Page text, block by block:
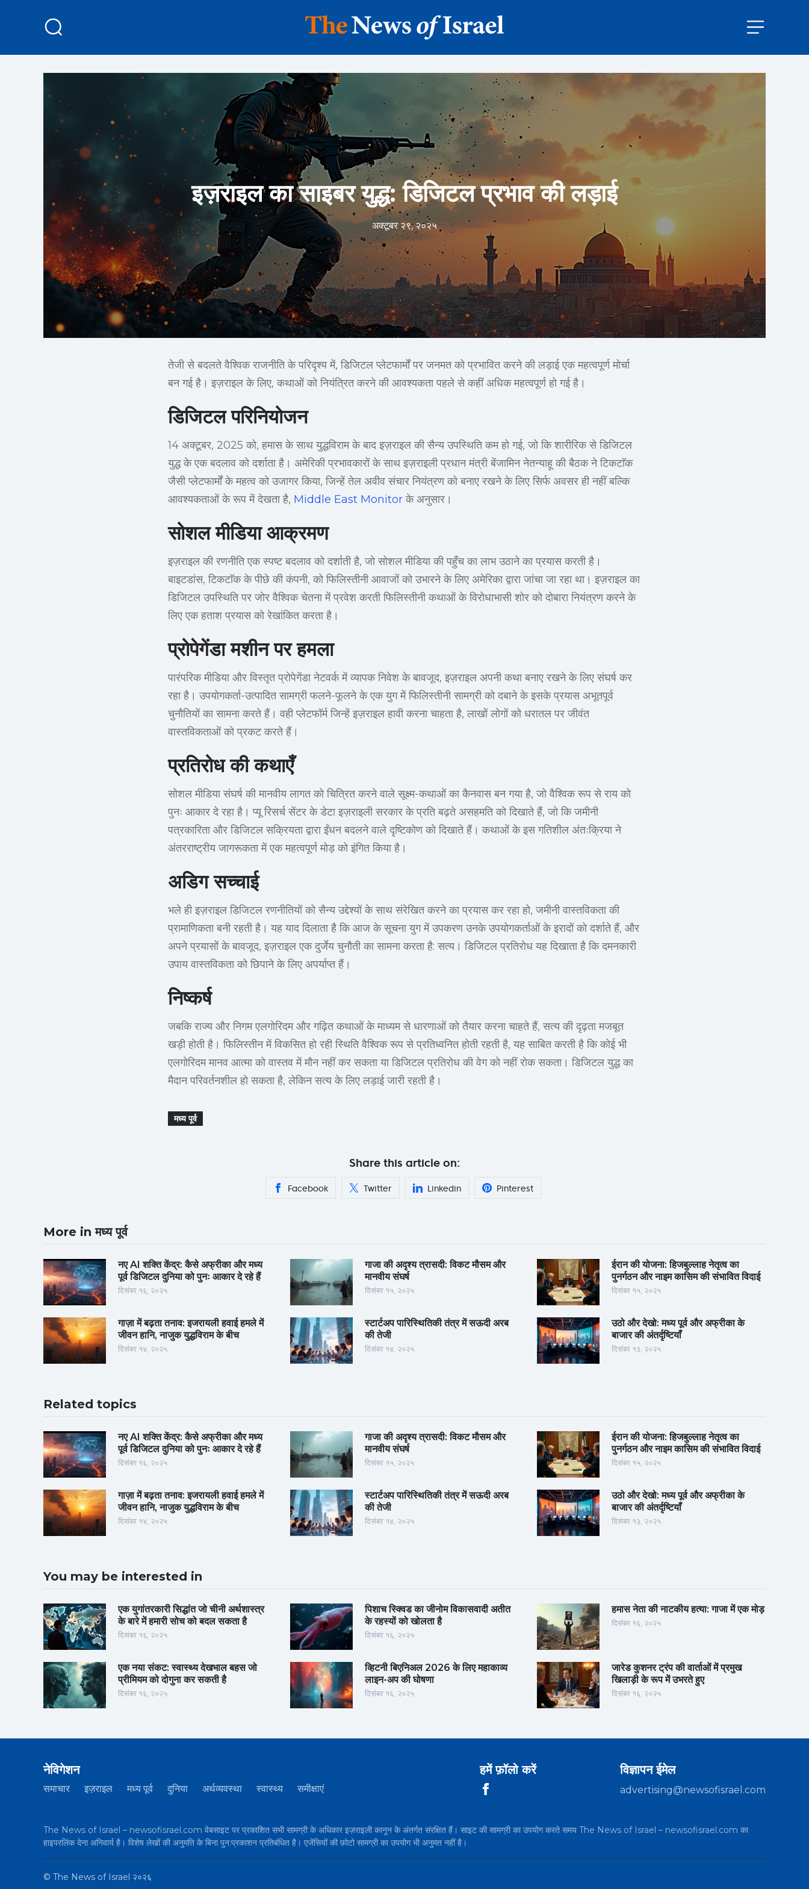
इज़राइल का साइबर युद्ध: डिजिटल प्रभाव की लड़ाई
अक्टूबर २९, २०२५
तेजी से बदलते वैश्विक राजनीति के परिदृश्य में, डिजिटल प्लेटफार्मों पर जनमत को प्रभावित करने की लड़ाई एक महत्वपूर्ण मोर्चा
बन गई है। इज़राइल के लिए, कथाओं को नियंत्रित करने की आवश्यकता पहले से कहीं अधिक महत्वपूर्ण हो गई है।
डिजिटल परिनियोजन
14 अक्टूबर, 2025 को, हमास के साथ युद्धविराम के बाद इज़राइल की सैन्य उपस्थिति कम हो गई, जो कि शारीरिक से डिजिटल
युद्ध के एक बदलाव को दर्शाता है। अमेरिकी प्रभावकारों के साथ इज़राइली प्रधान मंत्री बेंजामिन नेतन्याहू की बैठक ने टिकटाॅक
जैसी प्लेटफार्मों के महत्व को उजागर किया, जिन्हें तेल अवीव संचार नियंत्रण को बनाए रखने के लिए सिर्फ अवसर ही नहीं बल्कि
आवश्यकताओं के रूप में देखता है, Middle East Monitorके अनुसार।
सोशल मीडिया आक्रमण
इज़राइल की रणनीति एक स्पष्ट बदलाव को दर्शाती है, जो सोशल मीडिया की पहुँच का लाभ उठाने का प्रयास करती है।
बाइटडांस, टिकटाॅक के पीछे की कंपनी, को फिलिस्तीनी आवाजों को उभारने के लिए अमेरिका द्वारा जांचा जा रहा था। इज़राइल का
डिजिटल उपस्थिति पर जोर वैश्विक चेतना में प्रवेश करती फिलिस्तीनी कथाओं के विरोधाभासी शोर को दोबारा नियंत्रण करने के
लिए एक हताश प्रयास को रेखांकित करता है।
प्रोपेगेंडा मशीन पर हमला
पारंपरिक मीडिया और विस्तृत प्रोपेगेंडा नेटवर्क में व्यापक निवेश के बावजूद, इज़राइल अपनी कथा बनाए रखने के लिए संघर्ष कर
रहा है। उपयोगकर्ता-उत्पादित सामग्री फलने-फूलने के एक युग में फिलिस्तीनी सामग्री को दबाने के इसके प्रयास अभूतपूर्व
चुनौतियों का सामना करते हैं। वही प्लेटफॉर्म जिन्हें इज़राइल हावी करना चाहता है, लाखों लोगों को धरातल पर जीवंत
वास्तविकताओं को प्रकट करते हैं।
प्रतिरोध की कथाएँ
सोशल मीडिया संघर्ष की मानवीय लागत को चित्रित करने वाले सूक्ष्म-कथाओं का कैनवास बन गया है, जो वैश्विक रूप से राय को
पुनः आकार दे रहा है। प्यू रिसर्च सेंटर के डेटा इज़राइली सरकार के प्रति बढ़ते असहमति को दिखाते हैं, जो कि जमीनी
पत्रकारिता और डिजिटल सक्रियता द्वारा ईंधन बदलने वाले दृष्टिकोण को दिखाते हैं। कथाओं के इस गतिशील अंतःक्रिया ने
अंतरराष्ट्रीय जागरूकता में एक महत्वपूर्ण मोड़ को इंगित किया है।
अडिग सच्चाई
भले ही इज़राइल डिजिटल रणनीतियों को सैन्य उद्देश्यों के साथ संरेखित करने का प्रयास कर रहा हो, जमीनी वास्तविकता की
प्रामाणिकता बनी रहती है। यह याद दिलाता है कि आज के सूचना युग में उपकरण उनके उपयोगकर्ताओं के इरादों को दर्शाते हैं, और
अपने प्रयासों के बावजूद, इज़राइल एक दुर्जेय चुनौती का सामना करता है: सत्य। डिजिटल प्रतिरोध यह दिखाता है कि दमनकारी
उपाय वास्तविकता को छिपाने के लिए अपर्याप्त हैं।
निष्कर्ष
जबकि राज्य और निगम एलगोरिदम और गढ़ित कथाओं के माध्यम से धारणाओं को तैयार करना चाहते हैं, सत्य की दृढ़ता मजबूत
खड़ी होती है। फिलिस्तीन में विकसित हो रही स्थिति वैश्विक रूप से प्रतिध्वनित होती रहती है, यह साबित करती है कि कोई भी
एलगोरिदम मानव आत्मा को वास्तव में मौन नहीं कर सकता या डिजिटल प्रतिरोध की वेग को नहीं रोक सकता। डिजिटल युद्ध का
मैदान परिवर्तनशील हो सकता है, लेकिन सत्य के लिए लड़ाई जारी रहती है।
मध्य पूर्व
Share this article on:
Facebook Twitter Linkedin Pinterest
More in मध्य पूर्व
नए AI शक्ति केंद्र: कैसे अफ्रीका और मध्य
पूर्व डिजिटल दुनिया को पुनः आकार दे रहे हैं
दिसंबर १६, २०२५
गाजा की अदृश्य त्रासदी: विकट मौसम और
मानवीय संघर्ष
दिसंबर १५, २०२५
ईरान की योजना: हिजबुल्लाह नेतृत्व का
पुनर्गठन और नाइम कासिम की संभावित विदाई
दिसंबर १५, २०२५
गाज़ा में बढ़ता तनाव: इजरायली हवाई हमले में
जीवन हानि, नाजुक युद्धविराम के बीच
दिसंबर १४, २०२५
स्टार्टअप पारिस्थितिकी तंत्र में सऊदी अरब
की तेजी
दिसंबर १४, २०२५
उठो और देखो: मध्य पूर्व और अफ्रीका के
बाजार की अंतर्दृष्टियाँ
दिसंबर १३, २०२५
Related topics
नए AI शक्ति केंद्र: कैसे अफ्रीका और मध्य
पूर्व डिजिटल दुनिया को पुनः आकार दे रहे हैं
दिसंबर १६, २०२५
गाजा की अदृश्य त्रासदी: विकट मौसम और
मानवीय संघर्ष
दिसंबर १५, २०२५
ईरान की योजना: हिजबुल्लाह नेतृत्व का
पुनर्गठन और नाइम कासिम की संभावित विदाई
दिसंबर १५, २०२५
गाज़ा में बढ़ता तनाव: इजरायली हवाई हमले में
जीवन हानि, नाजुक युद्धविराम के बीच
दिसंबर १४, २०२५
स्टार्टअप पारिस्थितिकी तंत्र में सऊदी अरब
की तेजी
दिसंबर १४, २०२५
उठो और देखो: मध्य पूर्व और अफ्रीका के
बाजार की अंतर्दृष्टियाँ
दिसंबर १३, २०२५
You may be interested in
एक युगांतरकारी सिद्धांत जो चीनी अर्थशास्त्र
के बारे में हमारी सोच को बदल सकता है
दिसंबर १६, २०२५
पिशाच स्क्विड का जीनोम विकासवादी अतीत
के रहस्यों को खोलता है
दिसंबर १६, २०२५
हमास नेता की नाटकीय हत्या: गाजा में एक मोड़
दिसंबर १६, २०२५
एक नया संकट: स्वास्थ्य देखभाल बहस जो
प्रीमियम को दोगुना कर सकती है
दिसंबर १६, २०२५
व्हिटनी बिएनिअल 2026 के लिए महाकाव्य
लाइन-अप की घोषणा
दिसंबर १६, २०२५
जारेड कुशनर ट्रंप की वार्ताओं में प्रमुख
खिलाड़ी के रूप में उभरते हुए
दिसंबर १६, २०२५
नेविगेशन
समाचार इज़राइल मध्य पूर्व दुनिया अर्थव्यवस्था स्वास्थ्य समीक्षाएं
हमें फ़ॉलो करें विज्ञापन ईमेल
advertising@newsofisrael.com
The News of Israel – newsofisrael.com वेबसाइट पर प्रकाशित सभी सामग्री के अधिकार इज़राइली कानून के अंतर्गत संरक्षित हैं। साइट की सामग्री का उपयोग करते समय The News of Israel – newsofisrael.com का
हाइपरलिंक देना अनिवार्य है। विशेष लेखों की अनुमति के बिना पुन:प्रकाशन प्रतिबंधित है। एजेंसियों की फ़ोटो सामग्री का उपयोग भी अनुमत नहीं है।
© The News of Israel २०२६